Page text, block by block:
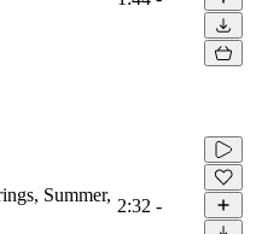
Summer,
2:32 -